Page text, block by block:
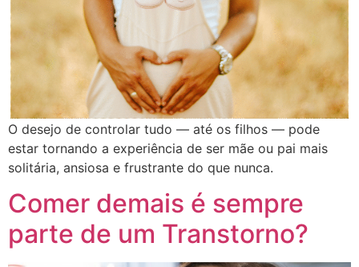
O desejo de controlar tudo — até os filhos — pode
estar tornando a experiência de ser mãe ou pai mais
solitária, ansiosa e frustrante do que nunca.
Comer demais é sempre
parte de um Transtorno?